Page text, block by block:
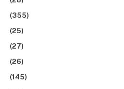
(355)
(25)
(27)
(26)
(145)